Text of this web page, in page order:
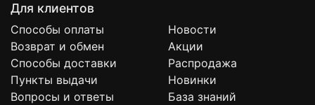
Для клиентов
Способы оплаты
Возврат и обмен
Способы доставки
Пункты выдачи
Вопросы и ответы
Новости
Акции
Распродажа
Новинки
База знаний